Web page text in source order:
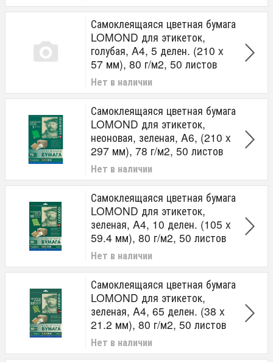
Самоклеящаяся цветная бумага
LOMOND для этикеток,
голубая, A4, 5 делен. (210 x
57 мм), 80 г/м2, 50 листов
Нет в наличии
Самоклеящаяся цветная бумага
LOMOND для этикеток,
неоновая, зеленая, A6, (210 x
297 мм), 78 г/м2, 50 листов
Нет в наличии
Самоклеящаяся цветная бумага
LOMOND для этикеток,
зеленая, A4, 10 делен. (105 x
59.4 мм), 80 г/м2, 50 листов
Нет в наличии
Самоклеящаяся цветная бумага
LOMOND для этикеток,
зеленая, A4, 65 делен. (38 x
21.2 мм), 80 г/м2, 50 листов
Нет в наличии